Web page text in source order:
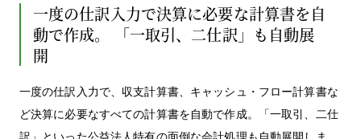
一度の仕訳入力で決算に必要な計算書を自
動で作成。
「一取引、二仕訳」も自動展
開
一度の仕訳入力で、収支計算書、キャッシュ・フロー計算書な
ど決算に必要なすべての計算書を自動で作成。「一取引、二仕